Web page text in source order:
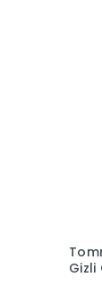
Gizli